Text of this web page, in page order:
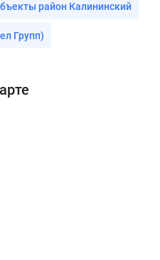
район Калининский
Групп)